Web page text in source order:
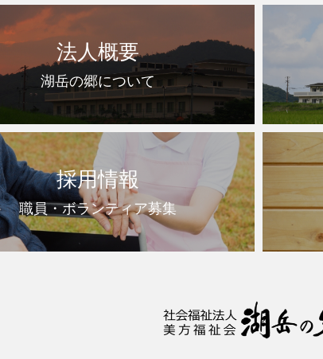
法人概要
湖岳の郷について
採用情報
職員・ボランティア募集